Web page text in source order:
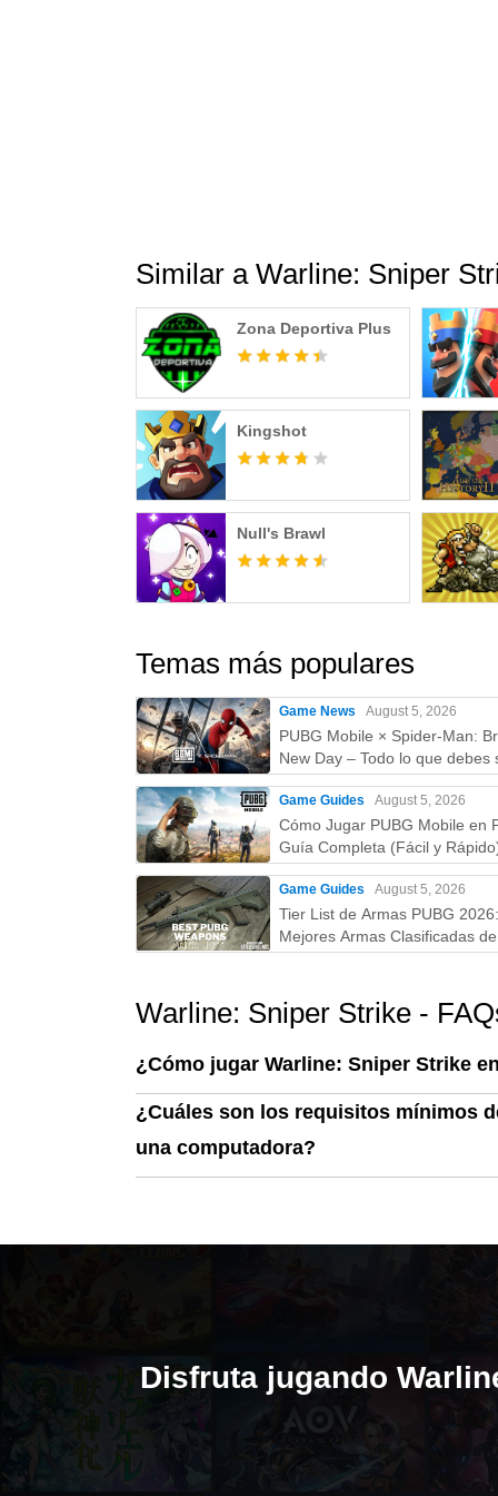
Similar a Warline: Sniper
Zona Deportiva Plus
Kingshot
Null's Brawl
Temas más populares
Game News August 5, 2026
PUBG Mobile × Spider-Man:
New Day – Todo lo que debes
skins, fecha, recompensas y
Game Guides August 5, 2026
Cómo Jugar PUBG Mobile en
Guía Completa (Fácil y
Game Guides August 5, 2026
Tier List de Armas PUBG
Mejores Armas Clasificadas de
la D (Guía Actualizada)
Warline: Sniper Strike -
¿Cómo jugar Warline: Sniper Strike
¿Cuáles son los requisitos mínimos
una computadora?
Disfruta jugando